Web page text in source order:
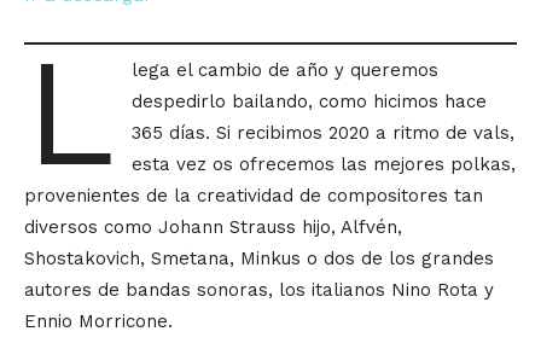
audio
L
lega el cambio de año y queremos
despedirlo bailando, como hicimos hace
365 días. Si recibimos 2020 a ritmo de vals,
esta vez os ofrecemos las mejores polkas,
provenientes de la creatividad de compositores tan
diversos como Johann Strauss hijo, Alfvén,
Shostakovich, Smetana, Minkus o dos de los grandes
autores de bandas sonoras, los italianos Nino Rota y
Ennio Morricone.